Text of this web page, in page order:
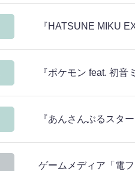
『HATSUNE MIKU
『ポケモン feat. 初音
『あんさんぶるスタ
ゲームメディア「電